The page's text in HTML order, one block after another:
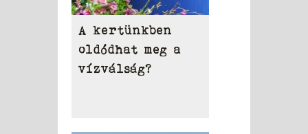
A kertünkben
oldódhat meg a
vízválság?